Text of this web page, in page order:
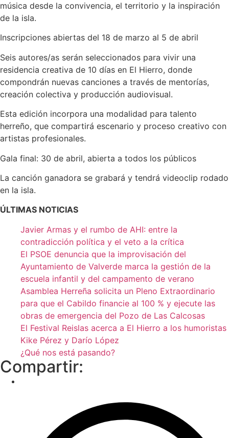
música desde la convivencia, el territorio y la inspiración
de la isla.
Inscripciones abiertas del 18 de marzo al 5 de abril
Seis autores/as serán seleccionados para vivir una
residencia creativa de 10 días en El Hierro, donde
compondrán nuevas canciones a través de mentorías,
creación colectiva y producción audiovisual.
Esta edición incorpora una modalidad para talento
herreño, que compartirá escenario y proceso creativo con
artistas profesionales.
Gala final: 30 de abril, abierta a todos los públicos
La canción ganadora se grabará y tendrá videoclip rodado
en la isla.
ÚLTIMAS NOTICIAS
Javier Armas y el rumbo de AHI: entre la
contradicción política y el veto a la crítica
El PSOE denuncia que la improvisación del
Ayuntamiento de Valverde marca la gestión de la
escuela infantil y del campamento de verano
Asamblea Herreña solicita un Pleno Extraordinario
para que el Cabildo financie al 100 % y ejecute las
obras de emergencia del Pozo de Las Calcosas
El Festival Reislas acerca a El Hierro a los humoristas
Kike Pérez y Darío López
¿Qué nos está pasando?
Compartir: